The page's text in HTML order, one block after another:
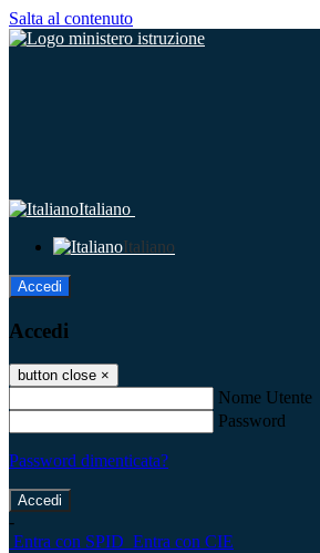
Salta al contenuto
Italiano
Italiano
Accedi
Accedi
button close ×
Nome Utente
Password
Password dimenticata?
-
Entra con SPID Entra con CIE